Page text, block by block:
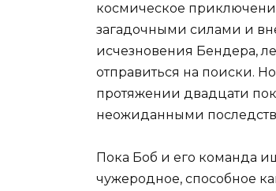
космическое
загадочными силами и
исчезновения Бендера,
отправиться на поиски.
протяжении двадцати
неожиданными
Пока Боб и его команда
чужеродное, способное